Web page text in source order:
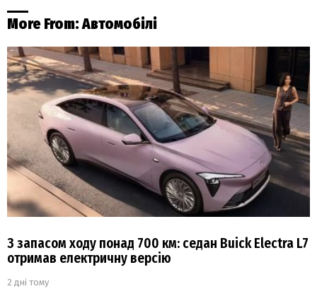
More From:Автомобілі
З запасом ходу понад 700 км: седан Buick Electra L7
отримав електричну версію
2 дні тому